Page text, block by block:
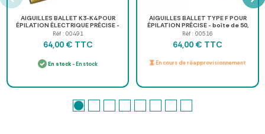
AIGUILLES BALLET K3-K4 POUR
ÉPILATION ÉLECTRIQUE PRÉCISE -
boîte de 50 aiguilles, inox...
Réf : 00491
64,00 € TTC
En stock - En stock
AIGUILLES BALLET TYPE F POUR
ÉPILATION PRÉCISE - boîte de 50,
inox isolée ou gold
Réf : 00516
64,00 € TTC
En cours de réapprovisionnement